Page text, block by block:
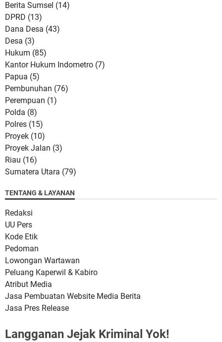
Berita Sumsel (14)
DPRD (13)
Dana Desa (43)
Desa (3)
Hukum (85)
Kantor Hukum Indometro (7)
Papua (5)
Pembunuhan (76)
Perempuan (1)
Polda (8)
Polres (15)
Proyek (10)
Proyek Jalan (3)
Riau (16)
Sumatera Utara (79)
TENTANG & LAYANAN
Redaksi
UU Pers
Kode Etik
Pedoman
Lowongan Wartawan
Peluang Kaperwil & Kabiro
Atribut Media
Jasa Pembuatan Website Media Berita
Jasa Pres Release
Langganan Jejak Kriminal Yok!